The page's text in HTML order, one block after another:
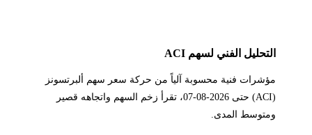
التحليل الفني لسهم ACI
مؤشرات فنية محسوبة آلياً من حركة سعر سهم ألبرتسونز
(ACI) حتى 2026-08-07، تقرأ زخم السهم واتجاهه قصير
ومتوسط المدى.